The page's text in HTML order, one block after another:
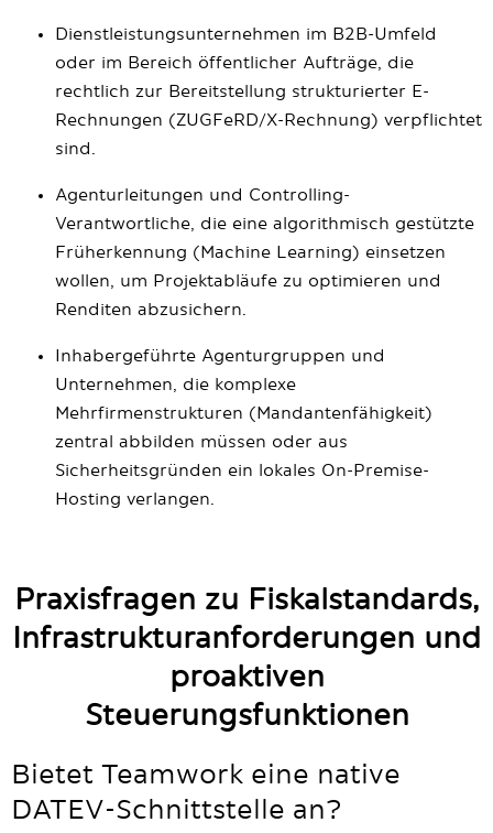
Dienstleistungsunternehmen im B2B-Umfeld
oder im Bereich öffentlicher Aufträge, die
rechtlich zur Bereitstellung strukturierter E-
Rechnungen (ZUGFeRD/X-Rechnung) verpflichtet
sind.
Agenturleitungen und Controlling-
Verantwortliche, die eine algorithmisch gestützte
Früherkennung (Machine Learning) einsetzen
wollen, um Projektabläufe zu optimieren und
Renditen abzusichern.
Inhabergeführte Agenturgruppen und
Unternehmen, die komplexe
Mehrfirmenstrukturen (Mandantenfähigkeit)
zentral abbilden müssen oder aus
Sicherheitsgründen ein lokales On-Premise-
Hosting verlangen.
Praxisfragen zu Fiskalstandards,
Infrastrukturanforderungen und
proaktiven
Steuerungsfunktionen
Bietet Teamwork eine native
DATEV-Schnittstelle an?